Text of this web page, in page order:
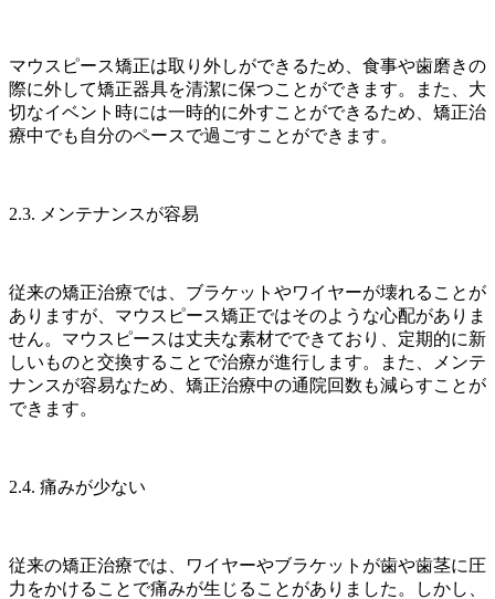
マウスピース矯正は取り外しができるため、食事や歯磨きの
際に外して矯正器具を清潔に保つことができます。また、大
切なイベント時には一時的に外すことができるため、矯正治
療中でも自分のペースで過ごすことができます。
2.3. メンテナンスが容易
従来の矯正治療では、ブラケットやワイヤーが壊れることが
ありますが、マウスピース矯正ではそのような心配がありま
せん。マウスピースは丈夫な素材でできており、定期的に新
しいものと交換することで治療が進行します。また、メンテ
ナンスが容易なため、矯正治療中の通院回数も減らすことが
できます。
2.4. 痛みが少ない
従来の矯正治療では、ワイヤーやブラケットが歯や歯茎に圧
力をかけることで痛みが生じることがありました。しかし、